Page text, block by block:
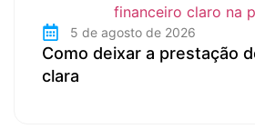
5 de agosto de 2026
Como deixar a prestação
clara